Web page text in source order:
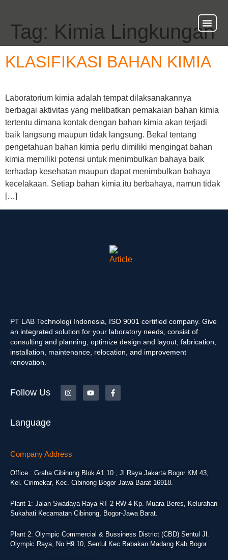
Tag: Kimia Lingkungan
KLASIFIKASI BAHAN KIMIA
Laboratorium kimia adalah tempat dilaksanakannya
berbagai aktivitas yang melibatkan pemakaian bahan kimia
tertentu dimana kontak dengan bahan kimia akan terjadi
baik langsung maupun tidak langsung. Bekal tentang
pengetahuan bahan kimia perlu dimiliki mengingat bahan
kimia memiliki potensi untuk menimbulkan bahaya baik
terhadap kesehatan maupun dapat menimbulkan bahaya
kecelakaan. Setiap bahan kimia itu berbahaya, namun tidak
[…]
PT LAB Technologi Indonesia, ISO 9001 certified company. Give
an integrated solution for your laboratory needs, consist of
consulting and planning, optimize design and layout, fabrication,
installation, maintenance, relocation, and improvement
renovation.
Follow Us
Language
Company Address
Office : Graha Cibinong Blok A1.10 , Jl Raya Jakarta Bogor KM 43,
Kel. Cirimekar, Kec. Cibinong Bogor Jawa Barat 16918.
Plant 1: Jalan Swadaya Raya RT 2 RW 4 Kp. Muara Beres, Kelurahan
Sukahati Kecamatan Cibinong, Bogor-Jawa Barat.
Plant 2: Olympic Commercial & Bussiness District (CBD) Sentul Jl.
Olympic Raya, No H9.10, Sentul Kec Babakan Madang Kab Bogor